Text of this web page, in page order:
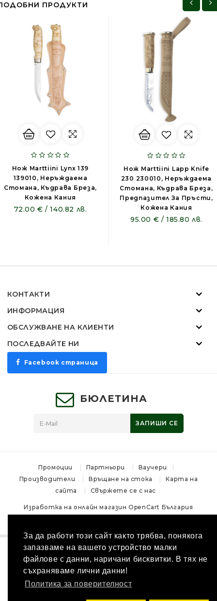
За да работи този сайт както трябва, понякога
запазваме на вашето устройство малки
файлове с данни, наричани бисквитки. В тях не
съхраняваме лични данни!
Политика за поверителност
ПРОДУКТИ
Нож Marttiini Lynx 139
139010, Неръждаема
Стомана, Къдрава Бреза,
Кожена Кания
72.00 € / 140.82 лв.
Нож Marttiini Lapp Knife
230 230010, Неръждаема
Стомана, Къдрава Бреза,
Предпазител За Пръсти,
Кожена Кания
95.00 € / 185.80 лв.
КОНТАКТИ
ИНФОРМАЦИЯ
ОБСЛУЖВАНЕ НА КЛИЕНТИ
ПОСЛЕДВАЙТЕ НИ
Facebook страница
БЮЛЕТИНА
ЗАПИШИ СЕ
Промоции Партньори
Ваучери
Производители
Връщане на стока
Карта на
сайта
Свържете се с нас
Изработка на онлайн магазинOpenCart България